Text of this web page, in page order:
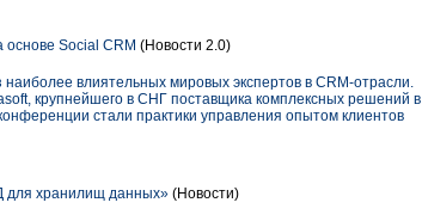
Social CRM (Новости 2.0)
влиятельных мировых экспертов в CRM-отрасли.
крупнейшего в СНГ поставщика комплексных решений в
стали практики управления опытом клиентов
для хранилищ данных» (Новости)